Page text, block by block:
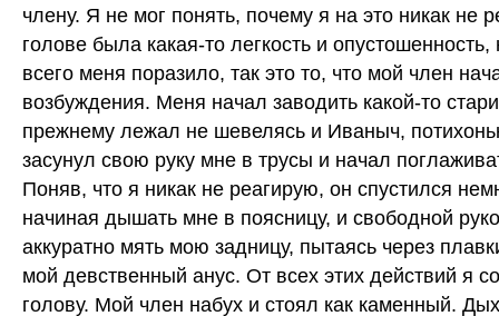
члену. Я не мог понять, почему я на это никак не
голове была какая-то легкость и
всего меня поразило, так это то, что мой член
возбуждения. Меня начал заводить какой-то
прежнему лежал не шевелясь и Иваныч,
засунул свою руку мне в трусы и начал
Поняв, что я никак не реагирую, он спустился
начиная дышать мне в поясницу, и свободной
аккуратно мять мою задницу, пытаясь через
мой девственный анус. От всех этих действий я
голову. Мой член набух и стоял как каменный.